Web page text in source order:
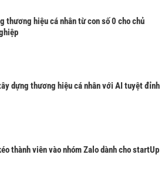
thương hiệu cá nhân từ con số 0 cho chủ
dựng thương hiệu cá nhân với AI tuyệt đỉnh
thành viên vào nhóm Zalo dành cho startUp